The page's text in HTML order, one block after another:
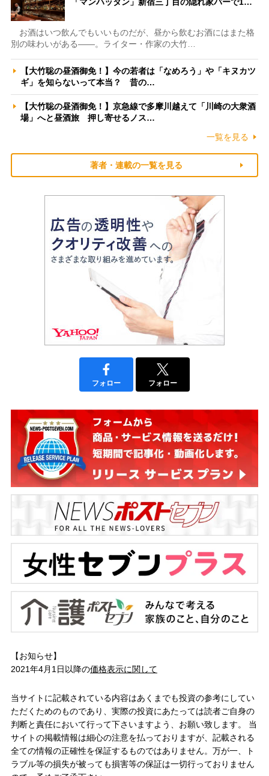
お酒はいつ飲んでもいいものだが、昼から飲むお酒にはまた格
別の味わいがある――。ライター・作家の大竹…
【大竹聡の昼酒御免！】今の若者は「なめろう」や「キヌカツ
ギ」を知らないって本当？ 昔の…
【大竹聡の昼酒御免！】京急線で多摩川越えて「川崎の大衆酒
場」へと昼酒旅 押し寄せるノス…
一覧を見る
著者・連載の一覧を見る
フォロー フォロー
【お知らせ】
2021年4月1日以降の価格表示に関して
当サイトに記載されている内容はあくまでも投資の参考にしてい
ただくためのものであり、実際の投資にあたっては読者ご自身の
判断と責任において行って下さいますよう、お願い致します。 当
サイトの掲載情報は細心の注意を払っておりますが、記載される
全ての情報の正確性を保証するものではありません。万が一、ト
ラブル等の損失が被っても損害等の保証は一切行っておりません